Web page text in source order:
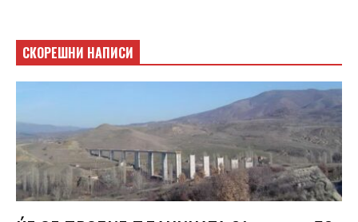
СКОРЕШНИ НАПИСИ